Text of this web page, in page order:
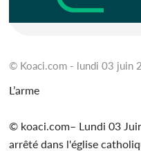
© Koaci.com - lundi 03 juin
L’arme
© koaci.com– Lundi 03
arrêté dans l'église